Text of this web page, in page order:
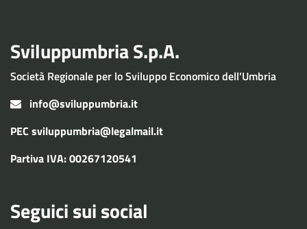
Sviluppumbria S.p.A.
Società Regionale per lo Sviluppo Economico dell'Umbria
info@sviluppumbria.it
PEC sviluppumbria@legalmail.it
Partiva IVA: 00267120541
Seguici sui social